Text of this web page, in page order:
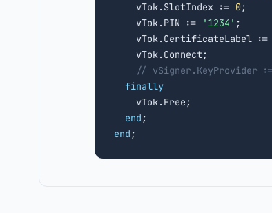
    vTok.SlotIndex :=
0 ;
    vTok.PIN :=
'1234' ;
    vTok.CertificateLabel :=
    vTok.Connect;
// vSigner.KeyProvider
finally
    vTok.Free;
end
end ;